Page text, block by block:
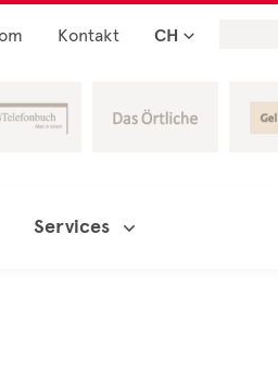
Kontakt CH
Services